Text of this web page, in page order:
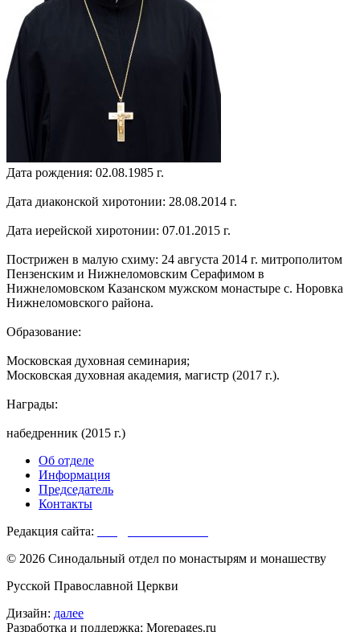
Дата рождения: 02.08.1985 г.
Дата диаконской хиротонии: 28.08.2014 г.
Дата иерейской хиротонии: 07.01.2015 г.
Пострижен в малую схиму: 24 августа 2014 г. митрополитом
Пензенским и Нижнеломовским Серафимом в
Нижнеломовском Казанском мужском монастыре с. Норовка
Нижнеломовского района.
Образование:
Московская духовная семинария;
Московская духовная академия, магистр (2017 г.).
Награды:
набедренник (2015 г.)
Об отделе
Информация
Председатель
Контакты
Редакция сайта:
© 2026 Синодальный отдел по монастырям и монашеству
Русской Православной Церкви
Дизайн: далее
Разработка и поддержка: Morepages.ru